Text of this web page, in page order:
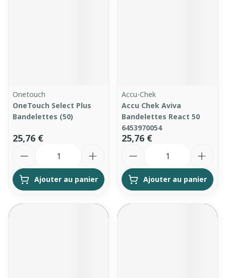
Onetouch
OneTouch Select Plus
Bandelettes (50)
25,76 €
Ajouter au panier
Accu-Chek
Accu Chek Aviva
Bandelettes React 50
6453970054
25,76 €
Ajouter au panier